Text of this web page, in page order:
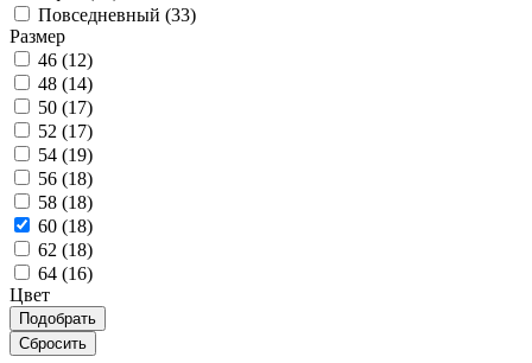
Повседневный (33)
Размер
46 (12)
48 (14)
50 (17)
52 (17)
54 (19)
56 (18)
58 (18)
60 (18)
62 (18)
64 (16)
Цвет